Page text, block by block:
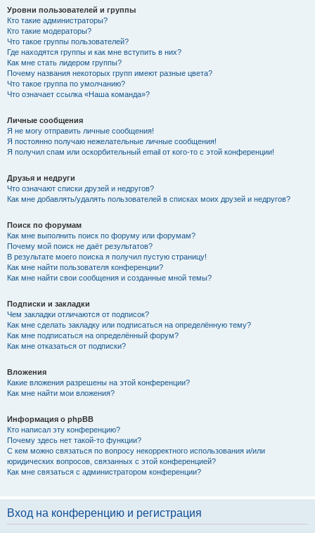
Уровни пользователей и группы
Кто такие администраторы?
Кто такие модераторы?
Что такое группы пользователей?
Где находятся группы и как мне вступить в них?
Как мне стать лидером группы?
Почему названия некоторых групп имеют разные цвета?
Что такое группа по умолчанию?
Что означает ссылка «Наша команда»?
Личные сообщения
Я не могу отправить личные сообщения!
Я постоянно получаю нежелательные личные сообщения!
Я получил спам или оскорбительный email от кого-то с этой конференции!
Друзья и недруги
Что означают списки друзей и недругов?
Как мне добавлять/удалять пользователей в списках моих друзей и недругов?
Поиск по форумам
Как мне выполнить поиск по форуму или форумам?
Почему мой поиск не даёт результатов?
В результате моего поиска я получил пустую страницу!
Как мне найти пользователя конференции?
Как мне найти свои сообщения и созданные мной темы?
Подписки и закладки
Чем закладки отличаются от подписок?
Как мне сделать закладку или подписаться на определённую тему?
Как мне подписаться на определённый форум?
Как мне отказаться от подписки?
Вложения
Какие вложения разрешены на этой конференции?
Как мне найти мои вложения?
Информация о phpBB
Кто написал эту конференцию?
Почему здесь нет такой-то функции?
С кем можно связаться по вопросу некорректного использования и/или
юридических вопросов, связанных с этой конференцией?
Как мне связаться с администратором конференции?
Вход на конференцию и регистрация